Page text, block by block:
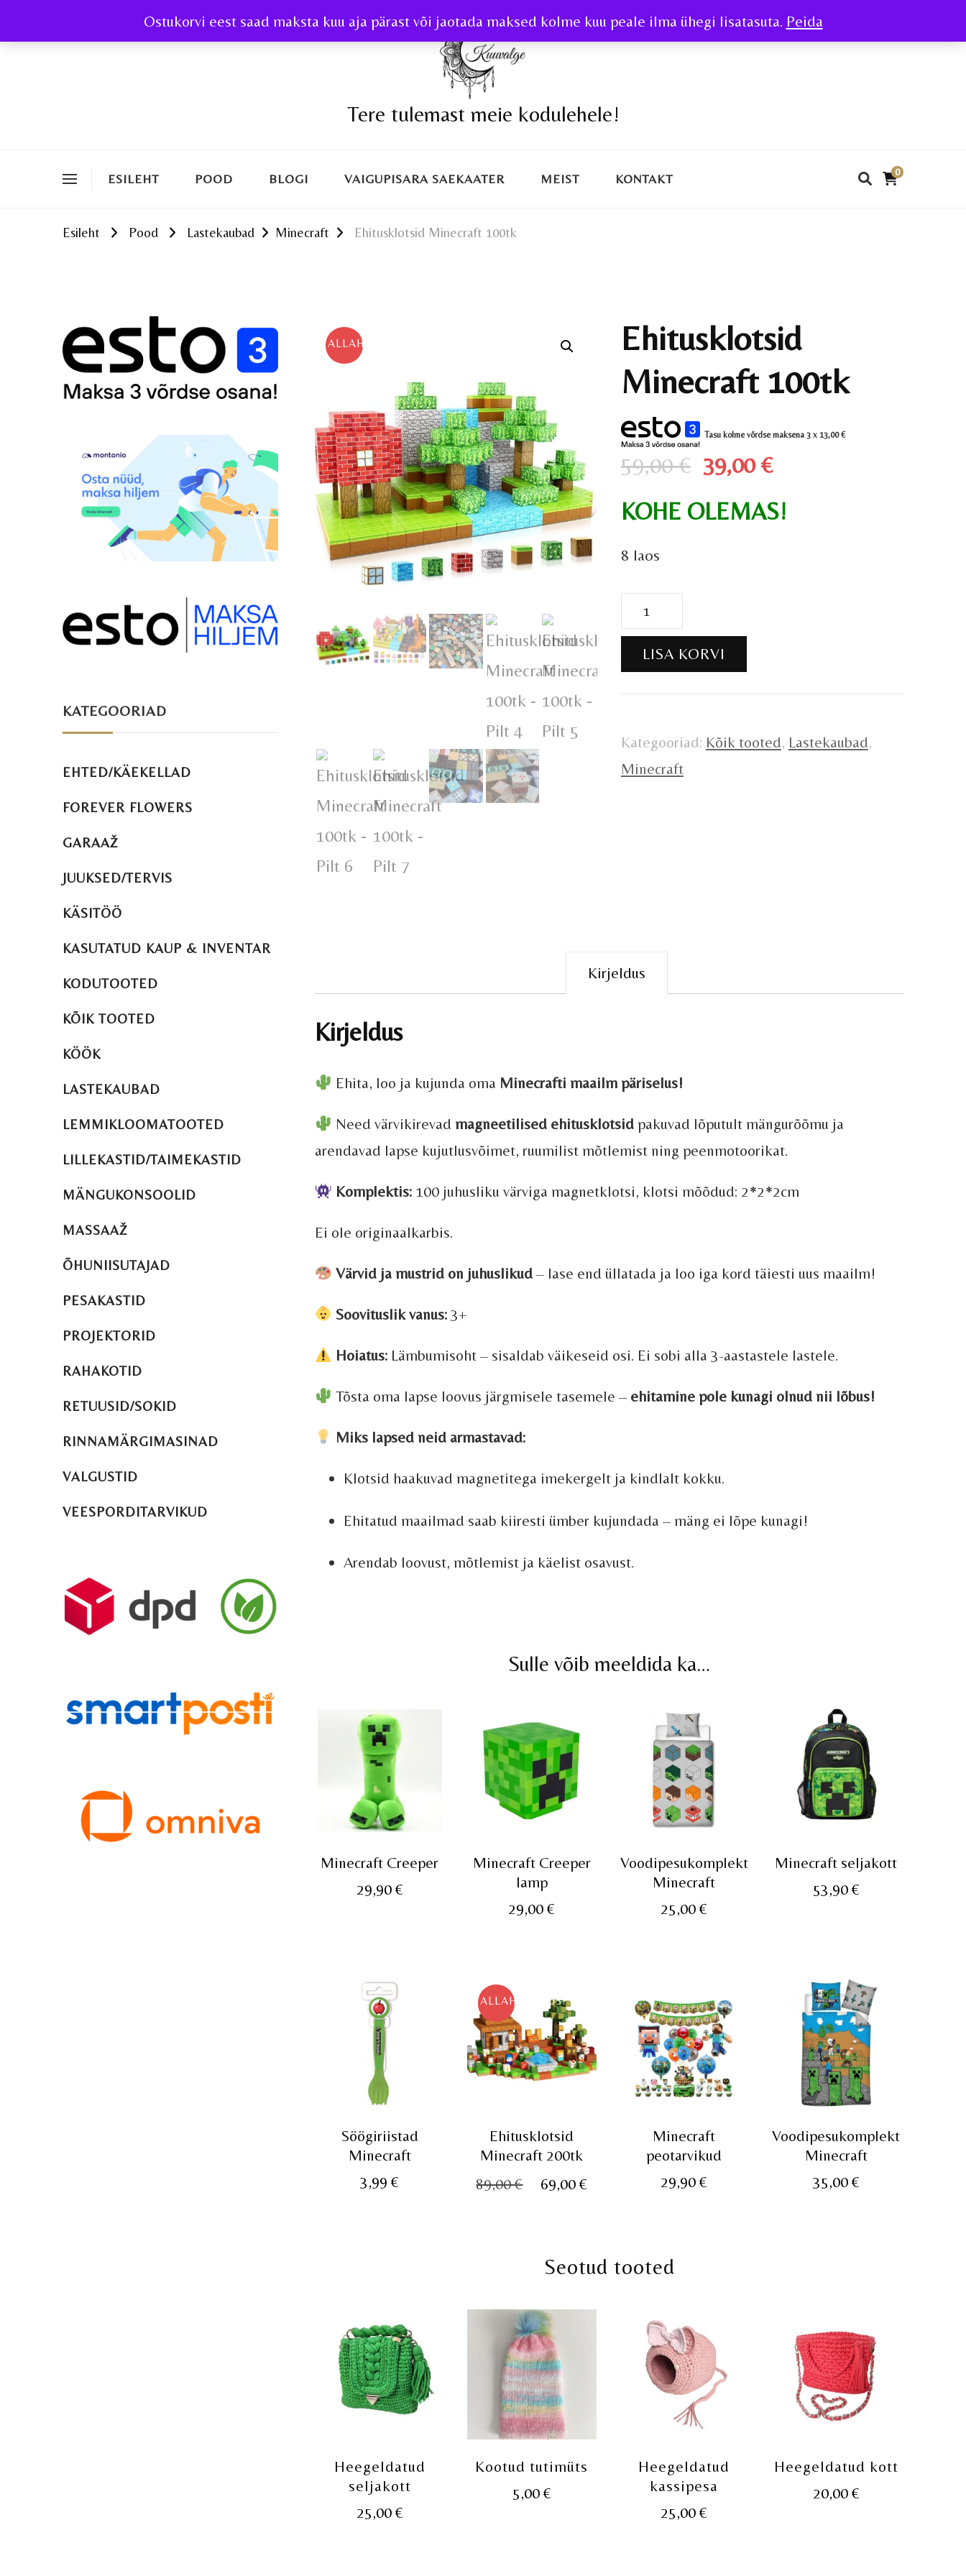
Ostukorvi eest saad maksta kuu aja pärast või jaotada maksed kolme kuu peale ilma ühegi lisatasuta. Peida
Tere tulemast meie kodulehele!
ESILEHT POOD BLOGI VAIGUPISARA SAEKAATER MEIST KONTAKT
0
Esileht Pood Lastekaubad Minecraft Ehitusklotsid Minecraft 100tk
ALLAHINDLUS!
Ehitusklotsid
Minecraft 100tk
Tasu kolme võrdse maksena 3 x 13,00€
59,00€ Algne
oli:
39,00€
on:
KOHE OLEMAS!
8 laos
Ehitusklotsid
Minecraft
100tk
kogus
LISA KORVI
Kategooriad: Kõik tooted, Lastekaubad,
Minecraft
Kirjeldus
Kirjeldus
Ehita, loo ja kujunda oma Minecrafti maailm päriselus!
Need värvikirevad magneetilised ehitusklotsid pakuvad lõputult mängurõõmu ja
arendavad lapse kujutlusvõimet, ruumilist mõtlemist ning peenmotoorikat.
Komplektis: 100 juhusliku värviga magnetklotsi, klotsi mõõdud: 2*2*2cm
Ei ole originaalkarbis.
Värvid ja mustrid on juhuslikud – lase end üllatada ja loo iga kord täiesti uus maailm!
Soovituslik vanus: 3+
Hoiatus: Lämbumisoht – sisaldab väikeseid osi. Ei sobi alla 3-aastastele lastele.
Tõsta oma lapse loovus järgmisele tasemele – ehitamine pole kunagi olnud nii lõbus!
Miks lapsed neid armastavad:
Klotsid haakuvad magnetitega imekergelt ja kindlalt kokku.
Ehitatud maailmad saab kiiresti ümber kujundada – mäng ei lõpe kunagi!
Arendab loovust, mõtlemist ja käelist osavust.
Sulle võib meeldida ka…
Minecraft Creeper
29,90 €
Minecraft Creeper
lamp
29,00€
Voodipesukomplekt
Minecraft
25,00€
Minecraft seljakott
53,90 €
Söögiriistad
Minecraft
3,99€
ALLAHINDLUS!
Ehitusklotsid
Minecraft 200tk
89,00€
Algne
69,00€
Minecraft
peotarvikud
29,90€
Voodipesukomplekt
Minecraft
35,00 €
Seotud tooted
Heegeldatud
seljakott
25,00 €
Kootud tutimüts
5,00 €
Heegeldatud
kassipesa
25,00€
Heegeldatud kott
20,00 €
KATEGOORIAD
EHTED/KÄEKELLAD
FOREVER FLOWERS
GARAAŽ
JUUKSED/TERVIS
KÄSITÖÖ
KASUTATUD KAUP & INVENTAR
KODUTOOTED
KÕIK TOOTED
KÖÖK
LASTEKAUBAD
LEMMIKLOOMATOOTED
LILLEKASTID/TAIMEKASTID
MÄNGUKONSOOLID
MASSAAŽ
ÕHUNIISUTAJAD
PESAKASTID
PROJEKTORID
RAHAKOTID
RETUUSID/SOKID
RINNAMÄRGIMASINAD
VALGUSTID
VEESPORDITARVIKUD